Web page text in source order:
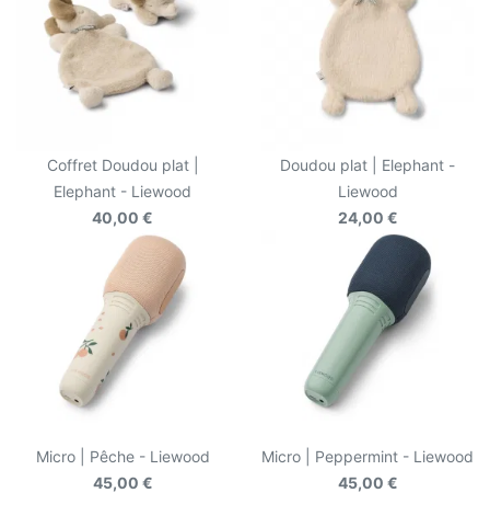
Coffret Doudou plat |
Elephant - Liewood
40,00 €
Doudou plat | Elephant -
Liewood
24,00 €
Micro | Pêche - Liewood
45,00 €
Micro | Peppermint - Liewood
45,00 €